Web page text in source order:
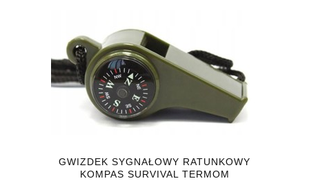
GWIZDEK SYGNAŁOWY RATUNKOWY
KOMPAS SURVIVAL TERMOM